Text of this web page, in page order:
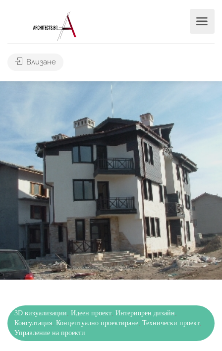
Влизане
3D визуализации, Идеен проект, Интериорен дизайн,
Консултация, Концептуално проектиране, Технически проект,
Управление на проекти